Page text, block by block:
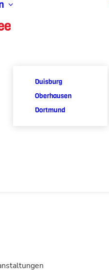
Duisburg
Oberhausen
Dortmund